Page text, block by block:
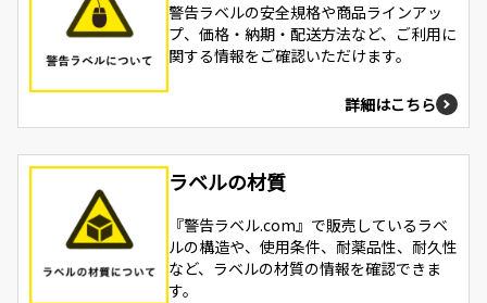
警告ラベルの安全規格や商品ラインアッ
プ、価格・納期・配送方法など、ご利用に
関する情報をご確認いただけます。
詳細はこちら
ラベルの材質
『警告ラベル.com』で販売しているラベ
ルの構造や、使用条件、耐薬品性、耐久性
など、ラベルの材質の情報を確認できま
す。